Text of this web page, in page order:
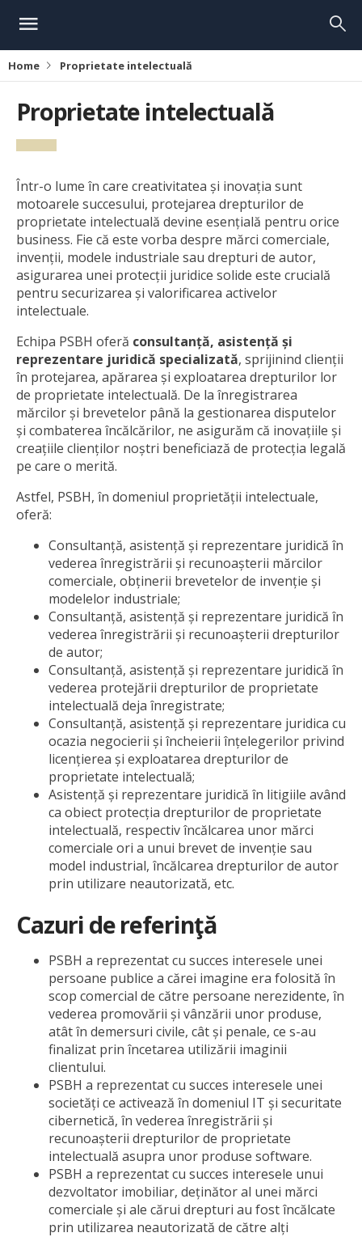
Home Proprietate intelectuală
Proprietate intelectuală
Într-o lume în care creativitatea și inovația sunt
motoarele succesului, protejarea drepturilor de
proprietate intelectuală devine esențială pentru orice
business. Fie că este vorba despre mărci comerciale,
invenții, modele industriale sau drepturi de autor,
asigurarea unei protecții juridice solide este crucială
pentru securizarea și valorificarea activelor
intelectuale.
Echipa PSBH oferă consultanță, asistență și
reprezentare juridică specializată, sprijinind clienții
în protejarea, apărarea și exploatarea drepturilor lor
de proprietate intelectuală. De la înregistrarea
mărcilor și brevetelor până la gestionarea disputelor
și combaterea încălcărilor, ne asigurăm că inovațiile și
creațiile clienților noștri beneficiază de protecția legală
pe care o merită.
Astfel, PSBH, în domeniul proprietății intelectuale,
oferă:
Consultanță, asistență și reprezentare juridică în
vederea înregistrării și recunoașterii mărcilor
comerciale, obținerii brevetelor de invenție și
modelelor industriale;
Consultanță, asistență și reprezentare juridică în
vederea înregistrării și recunoașterii drepturilor
de autor;
Consultanță, asistență și reprezentare juridică în
vederea protejării drepturilor de proprietate
intelectuală deja înregistrate;
Consultanță, asistență și reprezentare juridica cu
ocazia negocierii și încheierii înțelegerilor privind
licențierea și exploatarea drepturilor de
proprietate intelectuală;
Asistență și reprezentare juridică în litigiile având
ca obiect protecția drepturilor de proprietate
intelectuală, respectiv încălcarea unor mărci
comerciale ori a unui brevet de invenție sau
model industrial, încălcarea drepturilor de autor
prin utilizare neautorizată, etc.
Cazuri de referinţă
PSBH a reprezentat cu succes interesele unei
persoane publice a cărei imagine era folosită în
scop comercial de către persoane nerezidente, în
vederea promovării și vânzării unor produse,
atât în demersuri civile, cât și penale, ce s-au
finalizat prin încetarea utilizării imaginii
clientului.
PSBH a reprezentat cu succes interesele unei
societăți ce activează în domeniul IT și securitate
cibernetică, în vederea înregistrării și
recunoașterii drepturilor de proprietate
intelectuală asupra unor produse software.
PSBH a reprezentat cu succes interesele unui
dezvoltator imobiliar, deținător al unei mărci
comerciale și ale cărui drepturi au fost încălcate
prin utilizarea neautorizată de către alți